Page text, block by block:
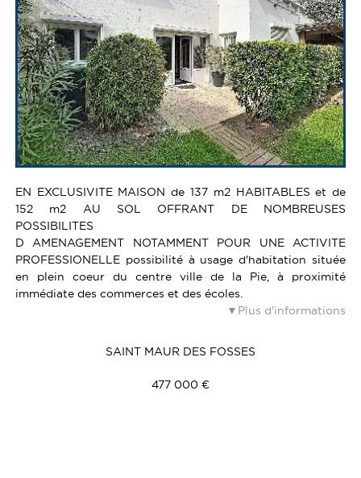
EN EXCLUSIVITE MAISON de 137 m2 HABITABLES et de
152 m2 AU SOL OFFRANT DE NOMBREUSES
POSSIBILITES
D AMENAGEMENT NOTAMMENT POUR UNE ACTIVITE
PROFESSIONELLE possibilité à usage d'habitation située
en plein coeur du centre ville de la Pie, à proximité
immédiate des commerces et des écoles.
Plus d'informations
SAINT MAUR DES FOSSES
477 000 €